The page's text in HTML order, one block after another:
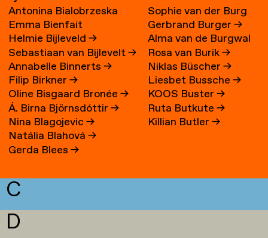
Antonina Bialobrzeska
Emma Bienfait
Helmie Bijleveld→
Sebastiaan van Bijlevelt→
Annabelle Binnerts→
Filip Birkner→
Oline Bisgaard Bronée→
Á. Birna Björnsdóttir→
Nina Blagojevic→
Natália Blahová→
Gerda Blees→
Sophie van der Burg
Gerbrand Burger→
Alma van de Burgwal
Rosa van Burik→
Niklas Büscher→
Liesbet Bussche→
KOOS Buster→
Ruta Butkute→
Killian Butler→
C
D